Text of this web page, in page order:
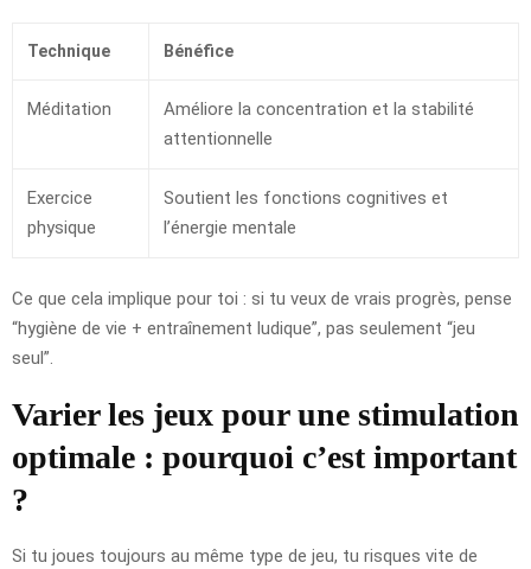
Technique Bénéfice
Méditation
Améliore la concentration et la stabilité
attentionnelle
Exercice
physique
Soutient les fonctions cognitives et
l’énergie mentale
Ce que cela implique pour toi : si tu veux de vrais progrès, pense
“hygiène de vie + entraînement ludique”, pas seulement “jeu
seul”.
Varier les jeux pour une stimulation
optimale : pourquoi c’est important
?
Si tu joues toujours au même type de jeu, tu risques vite de